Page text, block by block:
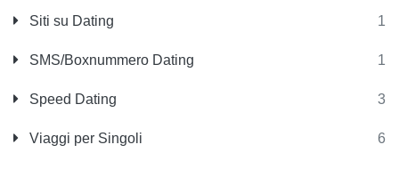
Siti su Dating 1
SMS/Boxnummero Dating 1
Speed Dating 3
Viaggi per Singoli 6